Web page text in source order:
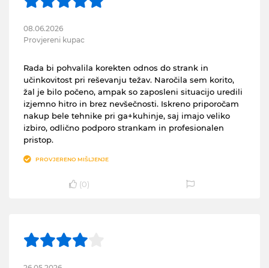
08.06.2026
Provjereni kupac
Rada bi pohvalila korekten odnos do strank in
učinkovitost pri reševanju težav. Naročila sem korito,
žal je bilo počeno, ampak so zaposleni situacijo uredili
izjemno hitro in brez nevšečnosti. Iskreno priporočam
nakup bele tehnike pri ga+kuhinje, saj imajo veliko
izbiro, odlično podporo strankam in profesionalen
pristop.
PROVJERENO MIŠLJENJE
(0)